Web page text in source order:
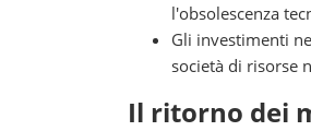
l'obsolescenza
Gli investimenti
società di risorse
Il ritorno dei